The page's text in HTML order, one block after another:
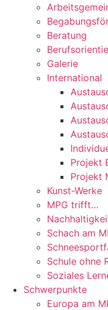
Beratung
Galerie
International
Projekt
Projekt
Kunst-Werke
MPG trifft…
Schach am
Schule ohne
Soziales
Schwerpunkte
Europa am